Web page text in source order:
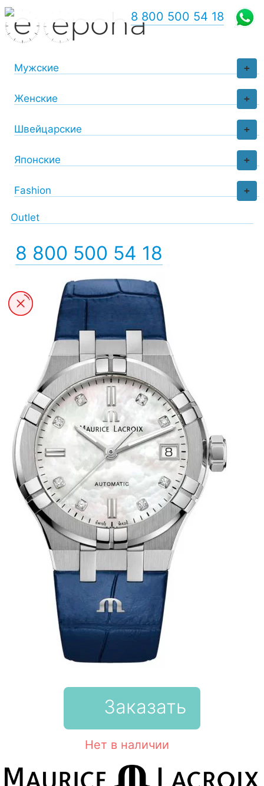
+
Мужские
+
Женские
+
Швейцарские
+
Японские
+
Fashion
Outlet
8 800 500 54 18
8 800 500 54 18
Заказать
Нет в наличии